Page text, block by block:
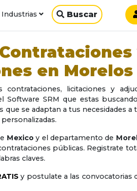
Industrias Buscar
en Morelos
licitaciones y
Software SRM que estas
se adaptan a tus necesidades a
Mexicoy el departamento de
públicas. Registrate
claves.
y postulate a las convocatorias